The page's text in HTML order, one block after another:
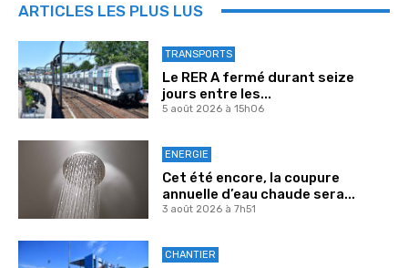
ARTICLES LES PLUS LUS
TRANSPORTS
Le RER A fermé durant seize
jours entre les...
5 août 2026 à 15h06
ENERGIE
Cet été encore, la coupure
annuelle d’eau chaude sera...
3 août 2026 à 7h51
CHANTIER